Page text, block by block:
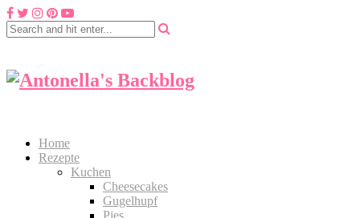
Home
Rezepte
Kuchen
Cheesecakes
Gugelhupf
Pies